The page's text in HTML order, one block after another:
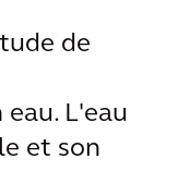
de
L'eau
et son